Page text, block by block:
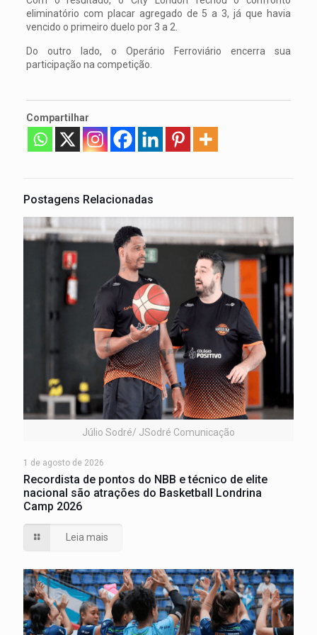
eliminatório com placar agregado de 5 a 3, já que havia
vencido o primeiro duelo por 3 a 2.
Do outro lado, o Operário Ferroviário encerra sua
participação na competição.
Compartilhar
Postagens Relacionadas
Júlio Sodré/ JSodré Comunicação
1 de agosto de 2026
Recordista de pontos do NBB e técnico de elite
nacional são atrações do Basketball Londrina
Camp 2026
Leia mais